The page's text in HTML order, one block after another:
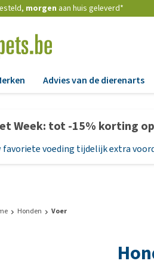
morgen aan huis geleverd*
Hondenbrokken
Natvoer
Glutenvrij
Advies van de dierenarts
Week: tot -15% korting
favoriete voeding tijdelijk extra
Honden Voer